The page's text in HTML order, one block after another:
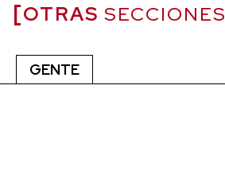
OTRAS SECCIONES
GENTE